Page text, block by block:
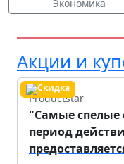
Экономика
Акции и
Productstar
"Самые спелые
период